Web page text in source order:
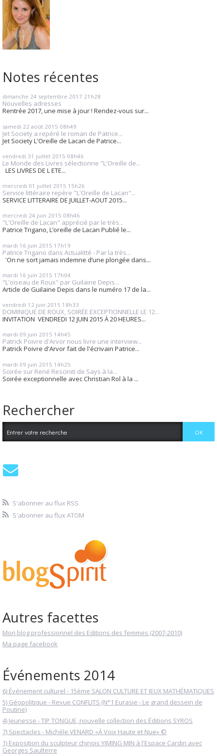
Notes récentes
dimanche 24 septembre 2017 21h28
Nouvelles adresses
Rentrée 2017, une mise à jour ! Rendez-vous sur...
samedi 22 août 2015 08h49
Jet Society a repéré le roman de Patrice...
Jet Society L'Oreille de Lacan de Patrice...
vendredi 31 juillet 2015 08h46
Le Monde des Livres sélectionne "L'Oreille de...
LES LIVRES DE L ETE...
mercredi 01 juillet 2015 15h26
Service littéraire repère "L'Oreille de Lacan"...
SERVICE LITTERAIRE DE JUILLET-AOUT 2015...
mercredi 24 juin 2015 08h46
"L'Oreille de Lacan" apprécié par le très...
Patrice Trigano, L’oreille de Lacan Publié le...
mardi 16 juin 2015 17h19
Patrice Trigano dans Actualitté - Par la très...
'On ne sort jamais indemne d’une plongée dans...
mardi 16 juin 2015 17h04
"L'oiseau de Roux" par Guilaine Depis...
Article de Guilaine Depis dans le numéro 17 de la...
vendredi 12 juin 2015 18h33
DOMINIQUE DE ROUX, SOIRÉE EXCEPTIONNELLE LE 12...
INVITATION VENDREDI 12 JUIN 2015 À 20 HEURES...
mardi 09 juin 2015 14h45
Patrick Poivre d'Arvor nous livre une interview...
Patrick Poivre d'Arvor fait de l'écrivain Patrice...
mardi 09 juin 2015 14h25
Soirée sur René Resciniti de Says à la...
Soirée exceptionnelle avec Christian Rol à la ...
Rechercher
S'abonner au flux RSS
S'abonner au flux ATOM
Autres facettes
Mon blog professionnel des Editions des femmes (2007-2010)
Ma page facebook
Événements 2014
6) Événement culturel - 15ème SALON CULTURE ET JEUX MATHÉMATIQUES
5) Géopolitique - Revue CONFLITS (N°1 Eurasie - Le grand dessein de
Poutine)
4) Jeunesse - TIP TONGUE, nouvelle collection des Éditions SYROS
7) Spectacles - Michèle VENARD «À Voix Haute et Nue» ©
1) Exposition du sculpteur chinois YIMING MIN à l'Espace Cardin avec
Georges Saulterre